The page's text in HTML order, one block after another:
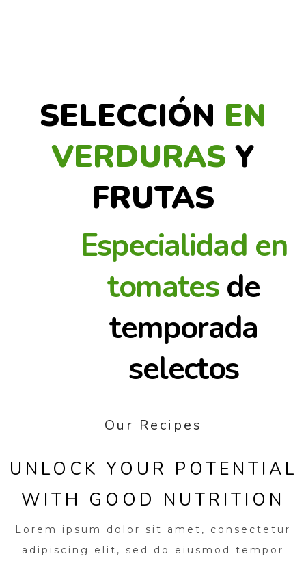
SELECCIÓN EN
VERDURAS Y
FRUTAS
Especialidad en
tomatesde
temporada
selectos
Our Recipes
UNLOCK YOUR POTENTIAL
WITH GOOD NUTRITION
Lorem ipsum dolor sit amet, consectetur
adipiscing elit, sed do eiusmod tempor